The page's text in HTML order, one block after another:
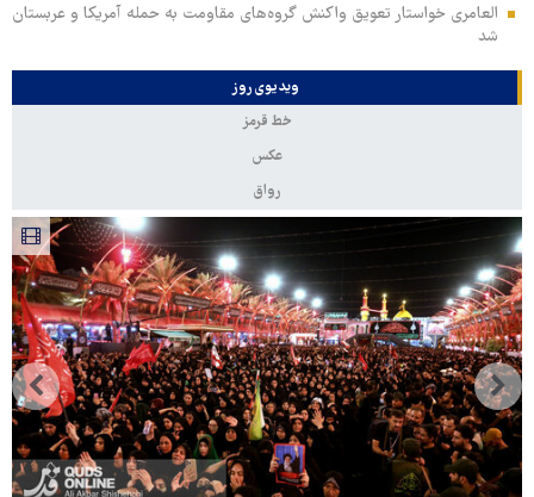
العامری خواستار تعویق واکنش گروه‌های مقاومت به حمله آمریکا و عربستان
شد
ویدیوی روز
خط قرمز
عکس
رواق